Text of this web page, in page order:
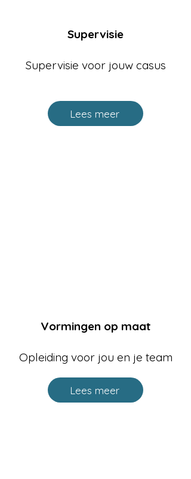
Supervisie
Supervisie voor jouw casus
Lees meer
Vormingen op maat
Opleiding voor jou en je team
Lees meer